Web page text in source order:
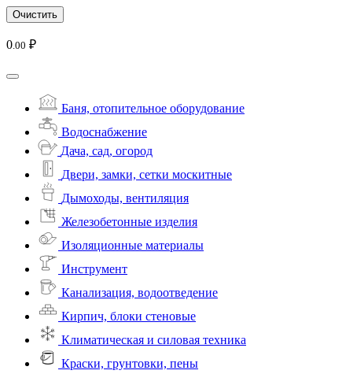
Очистить
0 .00 ₽
Баня, отопительное оборудование
Водоснабжение
Дача, сад, огород
Двери, замки, сетки москитные
Дымоходы, вентиляция
Железобетонные изделия
Изоляционные материалы
Инструмент
Канализация, водоотведение
Кирпич, блоки стеновые
Климатическая и силовая техника
Краски, грунтовки, пены